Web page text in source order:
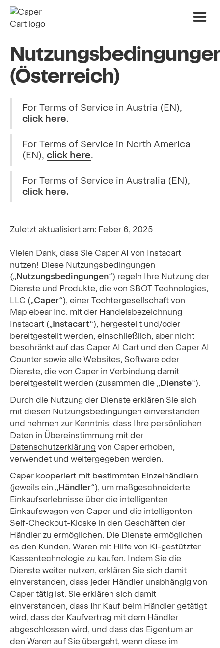
(Österreich)
For Terms of Service in Austria (EN),
click here.
For Terms of Service in North America
(EN), click here.
For Terms of Service in Australia (EN),
click here.
Zuletzt aktualisiert am: Feber 6, 2025
Vielen Dank, dass Sie Caper AI von Instacart
nutzen! Diese Nutzungsbedingungen
(„ Nutzungsbedingungen“) regeln Ihre Nutzung der
Dienste und Produkte, die von SBOT Technologies,
LLC („Caper“), einer Tochtergesellschaft von
Maplebear Inc. mit der Handelsbezeichnung
Instacart („ Instacart“), hergestellt und/oder
bereitgestellt werden, einschließlich, aber nicht
beschränkt auf das Caper AI Cart und den Caper AI
Counter sowie alle Websites, Software oder
Dienste, die von Caper in Verbindung damit
bereitgestellt werden (zusammen die „ Dienste“).
Durch die Nutzung der Dienste erklären Sie sich
mit diesen Nutzungsbedingungen einverstanden
und nehmen zur Kenntnis, dass Ihre persönlichen
Daten in Übereinstimmung mit der
Datenschutzerklärung von Caper erhoben,
verwendet und weitergegeben werden.
Caper kooperiert mit bestimmten Einzelhändlern
(jeweils ein „ Händler“), um maßgeschneiderte
Einkaufserlebnisse über die intelligenten
Einkaufswagen von Caper und die intelligenten
Self-Checkout-Kioske in den Geschäften der
Händler zu ermöglichen. Die Dienste ermöglichen
es den Kunden, Waren mit Hilfe von KI-gestützter
Kassentechnologie zu kaufen. Indem Sie die
Dienste weiter nutzen, erklären Sie sich damit
einverstanden, dass jeder Händler unabhängig von
Caper tätig ist. Sie erklären sich damit
einverstanden, dass Ihr Kauf beim Händler getätigt
wird, dass der Kaufvertrag mit dem Händler
abgeschlossen wird, und dass das Eigentum an
den Waren auf Sie übergeht, wenn diese im